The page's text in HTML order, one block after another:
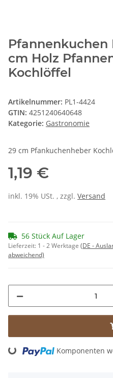
Pfannenkuchen
cm Holz
Kochlöffel
Artikelnummer: PL1-4424
GTIN: 4251240640648
Kategorie: Gastronomie
29 cm Pfankuchenheber
1,19 €
inkl. 19% USt. , zzgl. Versand
56 Stück Auf Lager
Lieferzeit: 1 - 2 Werktage (DE -
abweichend)
Loading... Komponenten